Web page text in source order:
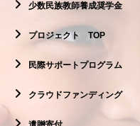
少数民族教師養成奨学金
プロジェクト TOP
民際サポートプログラム
クラウドファンディング